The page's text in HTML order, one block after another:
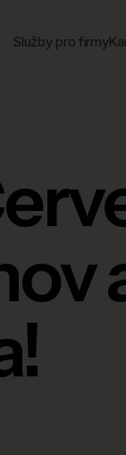
Služby pro firmy